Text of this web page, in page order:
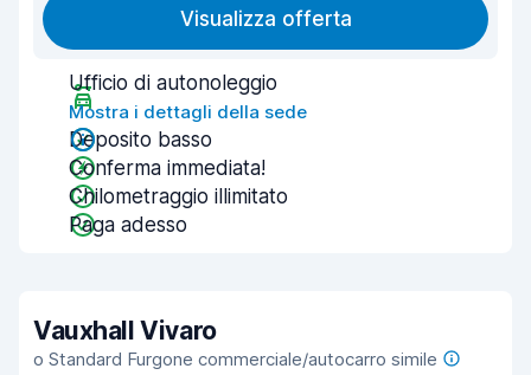
Visualizza offerta
Ufficio di autonoleggio
Mostra i dettagli della sede
Deposito basso
Conferma immediata!
Chilometraggio illimitato
Paga adesso
Vauxhall Vivaro
o Standard Furgone commerciale/autocarro simile